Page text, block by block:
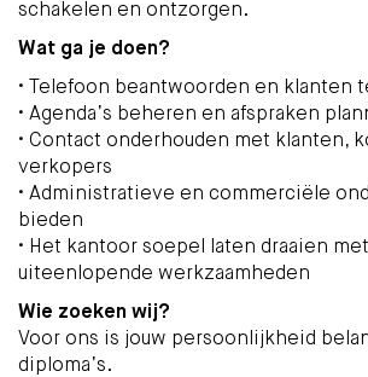
schakelen en ontzorgen.
Wat ga je doen?
•
Telefoon beantwoorden en klanten
• Agenda’s beheren en afspraken
• Contact onderhouden met klanten,
verkopers
• Administratieve en commerciële
bieden
• Het kantoor soepel laten draaien
uiteenlopende werkzaamheden
Wie zoeken wij?
Voor ons is jouw persoonlijkheid
diploma’s.